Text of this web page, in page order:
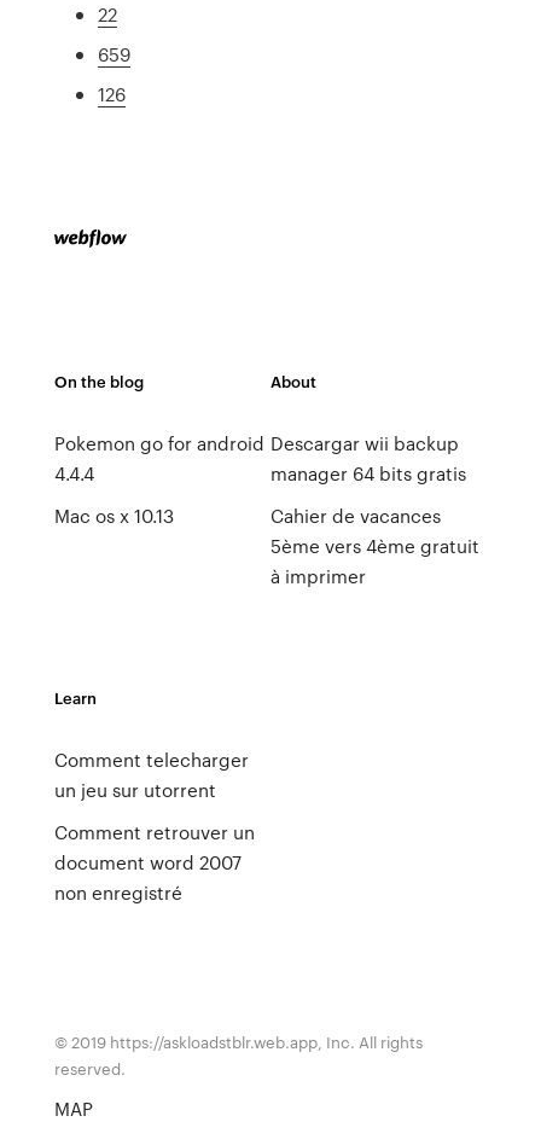
22
659
126
On the blog
Pokemon go for android
4.4.4
Mac os x 10.13
About
Descargar wii backup
manager 64 bits gratis
Cahier de vacances
5ème vers 4ème gratuit
à imprimer
Learn
Comment telecharger
un jeu sur utorrent
Comment retrouver un
document word 2007
non enregistré
© 2019 https://askloadstblr.web.app, Inc. All rights
reserved.
MAP